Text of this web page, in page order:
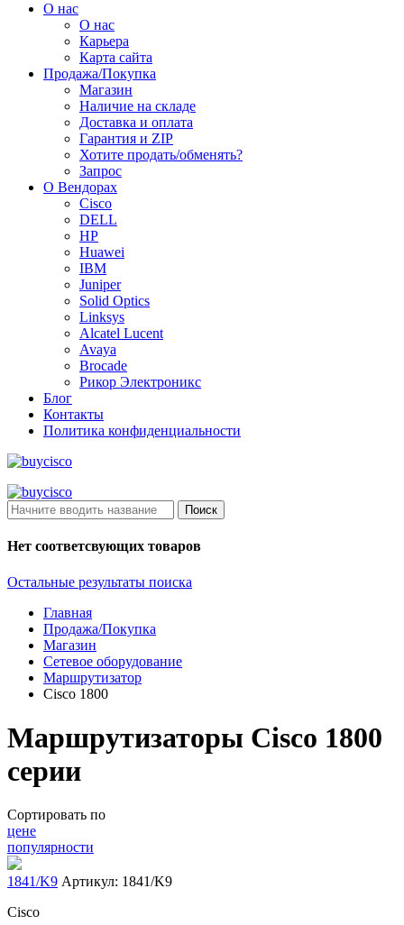
О нас
О нас
Карьера
Карта сайта
Продажа/Покупка
Магазин
Наличие на складе
Доставка и оплата
Гарантия и ZIP
Хотите продать/обменять?
Запрос
О Вендорах
Cisco
DELL
HP
Huawei
IBM
Juniper
Solid Optics
Linksys
Alcatel Lucent
Avaya
Brocade
Рикор Электроникс
Блог
Контакты
Политика конфиденциальности
Поиск
Нет соответсвующих товаров
Остальные результаты поиска
Главная
Продажа/Покупка
Магазин
Сетевое оборудование
Маршрутизатор
Cisco 1800
Маршрутизаторы Cisco 1800
серии
Сортировать по
цене
популярности
1841/K9 Артикул: 1841/K9
Cisco